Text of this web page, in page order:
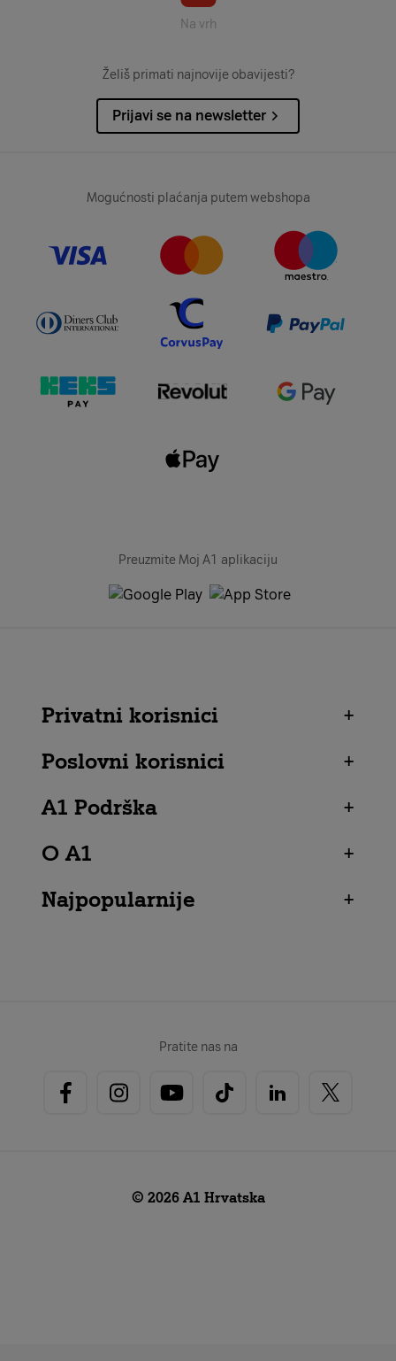
Na vrh
Želiš primati najnovije obavijesti?
Prijavi se na newsletter
Mogućnosti plaćanja putem webshopa
Preuzmite Moj A1 aplikaciju
Privatni korisnici
+
Poslovni korisnici
+
A1 Podrška
+
O A1
+
Najpopularnije
+
Pratite nas na
© 2026 A1 Hrvatska